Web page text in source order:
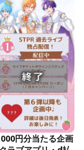
円分当たる企画